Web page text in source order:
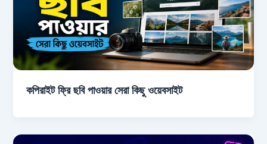
কপিরাইট ফ্রি ছবি পাওয়ার সেরা কিছু ওয়েবসাইট